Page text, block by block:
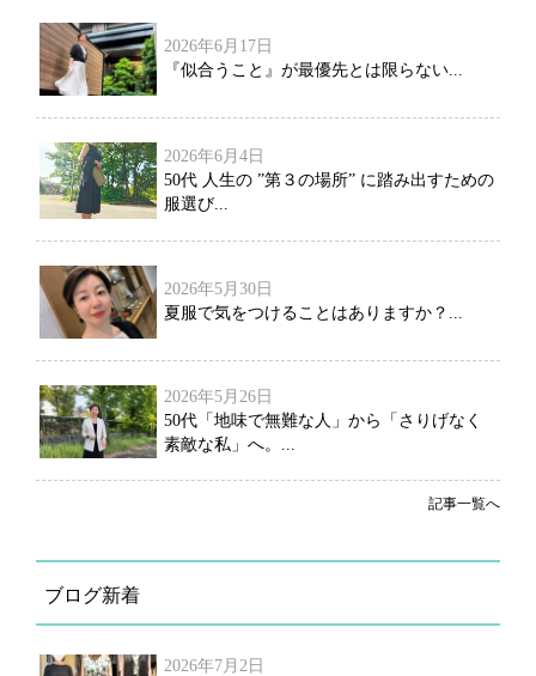
2026年6月17日
『似合うこと』が最優先とは限らない...
2026年6月4日
50代 人生の ”第３の場所” に踏み出すための
服選び...
2026年5月30日
夏服で気をつけることはありますか？...
2026年5月26日
50代「地味で無難な人」から「さりげなく
素敵な私」へ。...
記事一覧へ
ブログ新着
2026年7月2日